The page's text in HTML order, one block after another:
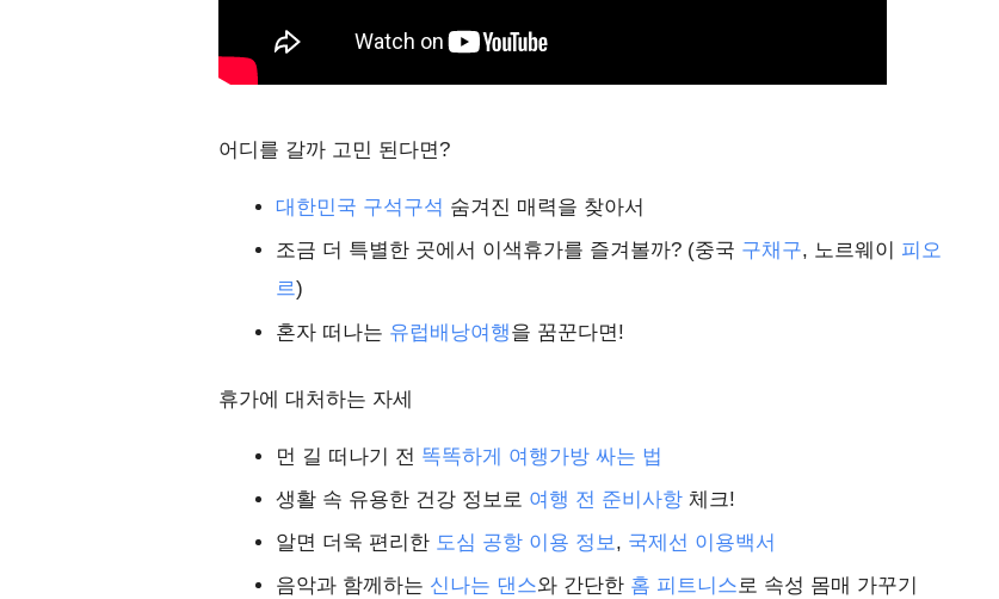
어디를 갈까 고민 된다면?
대한민국 구석구석 숨겨진 매력을 찾아서
조금 더 특별한 곳에서 이색휴가를 즐겨볼까? (중국 구채구, 노르웨이 피오
르)
혼자 떠나는 유럽배낭여행을 꿈꾼다면!
휴가에 대처하는 자세
먼 길 떠나기 전 똑똑하게 여행가방 싸는 법
생활 속 유용한 건강 정보로 여행 전 준비사항 체크!
알면 더욱 편리한 도심 공항 이용 정보, 국제선 이용백서
음악과 함께하는 신나는 댄스와 간단한 홈 피트니스로 속성 몸매 가꾸기